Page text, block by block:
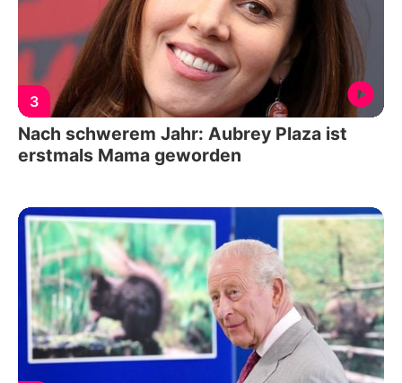
3
Nach schwerem Jahr: Aubrey Plaza ist
erstmals Mama geworden